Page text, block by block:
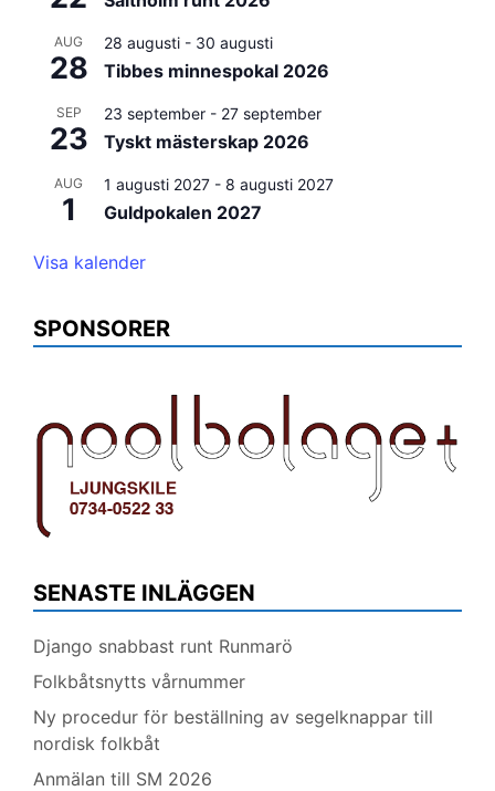
AUG
28
28 augusti - 30 augusti
Tibbes minnespokal 2026
SEP
23
23 september - 27 september
Tyskt mästerskap 2026
AUG
1
1 augusti 2027 - 8 augusti 2027
Guldpokalen 2027
Visa kalender
SPONSORER
SENASTE INLÄGGEN
Django snabbast runt Runmarö
Folkbåtsnytts vårnummer
Ny procedur för beställning av segelknappar till
nordisk folkbåt
Anmälan till SM 2026